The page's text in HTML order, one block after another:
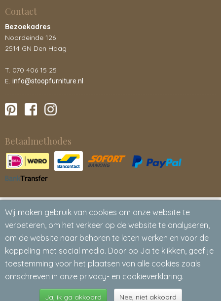
Contact
Bezoekadres
Noordeinde 126
2514 GN Den Haag
T. 070 406 15 25
E. info@stoopfurniture.nl
Betaalmethodes
Wij maken gebruik van cookies om onze website te
verbeteren, om het verkeer op de website te analyseren,
om de website naar behoren te laten werken en voor de
koppeling met social media. Door op Ja te klikken, geef je
toestemming voor het plaatsen van alle cookies zoals
omschreven in onze privacy- en cookieverklaring.
Ja, ik ga akkoord Nee, niet akkoord